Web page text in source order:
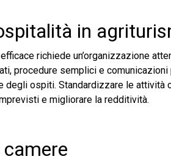
in
efficace richiede un’organizzazione
procedure semplici e
degli ospiti. Standardizzare le
e migliorare la redditività.
camere